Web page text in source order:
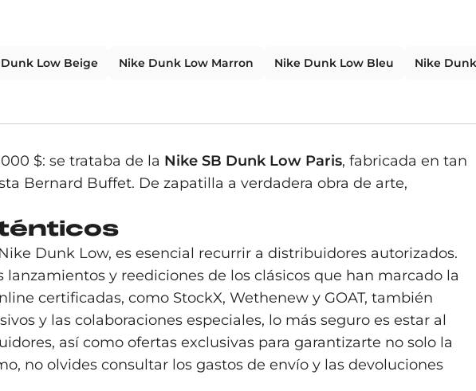
Low Beige Nike Dunk Low Marron Nike Dunk Low Bleu Nike
$: se trataba de la Nike SB Dunk Low Paris, fabricada en tan
Bernard Buffet. De zapatilla a verdadera obra de arte,
Dunk Low, es esencial recurrir a distribuidores autorizados.
y reediciones de los clásicos que han marcado la
certificadas, como StockX, Wethenew y GOAT, también
y las colaboraciones especiales, lo más seguro es estar al
así como ofertas exclusivas para garantizarte no solo la
no olvides consultar los gastos de envío y las devoluciones